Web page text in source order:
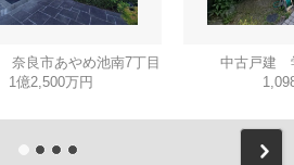
良市あやめ池南7丁目
1億2,500万円
中古戸建